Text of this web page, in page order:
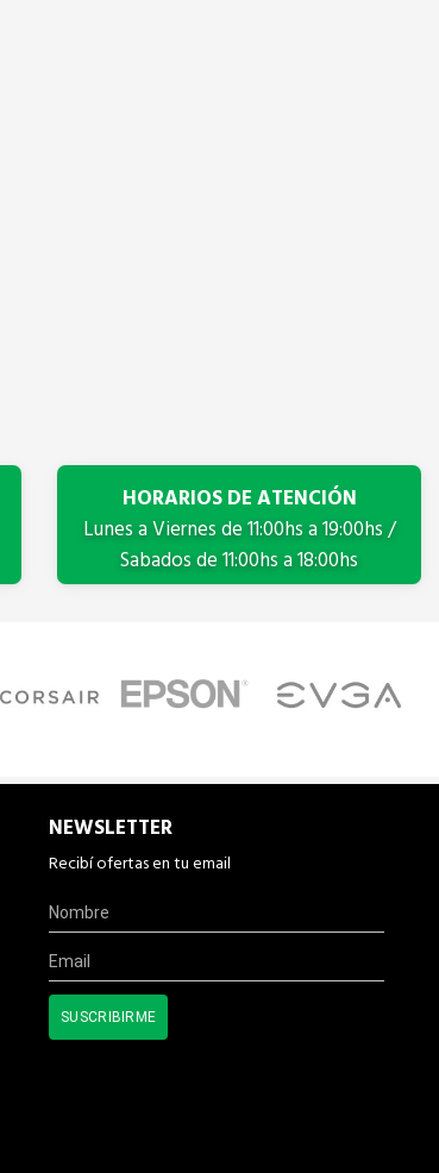
HORARIOS DE ATENCIÓN
Lunes a Viernes de 11:00hs a 19:00hs /
Sabados de 11:00hs a 18:00hs
NEWSLETTER
Recibí ofertas en tu email